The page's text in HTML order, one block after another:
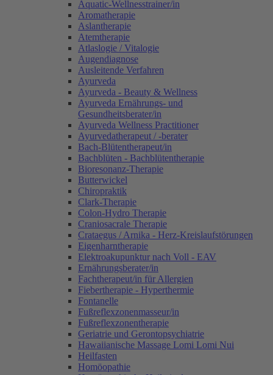
Aquatic-Wellnesstrainer/in
Aromatherapie
Aslantherapie
Atemtherapie
Atlaslogie / Vitalogie
Augendiagnose
Ausleitende Verfahren
Ayurveda
Ayurveda - Beauty & Wellness
Ayurveda Ernährungs- und
Gesundheitsberater/in
Ayurveda Wellness Practitioner
Ayurvedatherapeut / -berater
Bach-Blütentherapeut/in
Bachblüten - Bachblütentherapie
Bioresonanz-Therapie
Butterwickel
Chiropraktik
Clark-Therapie
Colon-Hydro Therapie
Craniosacrale Therapie
Crataegus / Arnika - Herz-Kreislaufstörungen
Eigenharntherapie
Elektroakupunktur nach Voll - EAV
Ernährungsberater/in
Fachtherapeut/in für Allergien
Fiebertherapie - Hyperthermie
Fontanelle
Fußreflexzonenmasseur/in
Fußreflexzonentherapie
Geriatrie und Gerontopsychiatrie
Hawaiianische Massage Lomi Lomi Nui
Heilfasten
Homöopathie